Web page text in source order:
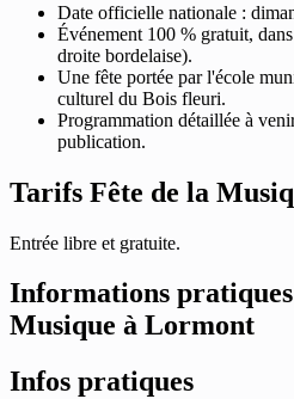
Date officielle nationale :
Événement 100 % gratuit,
droite bordelaise).
Une fête portée par l'école
culturel du Bois fleuri.
Programmation détaillée à
publication.
Tarifs Fête de la
Entrée libre et gratuite.
Informations
Musique à Lormont
Infos pratiques